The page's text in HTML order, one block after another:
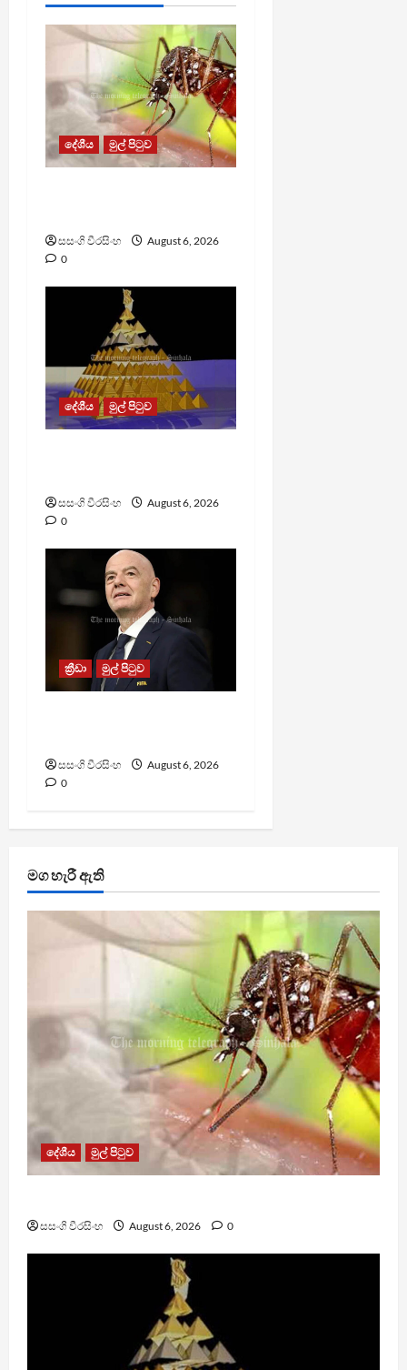
දේශීය මුල් පිටුව
සසංගි වීරසිංහ
August 6, 2026
0
දේශීය මුල් පිටුව
සසංගි වීරසිංහ
August 6, 2026
0
ක්‍රීඩා මුල් පිටුව
සසංගි වීරසිංහ
August 6, 2026
0
මග හැරී ඇති
දේශීය මුල් පිටුව
සසංගි වීරසිංහ August 6, 2026 0